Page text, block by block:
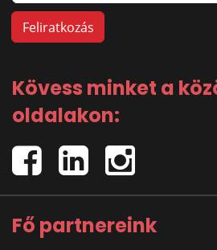
Kövess minket a
oldalakon:
Fő partnereink